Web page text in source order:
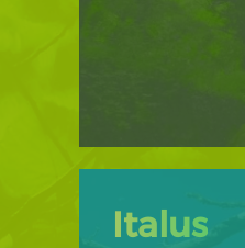
Italus